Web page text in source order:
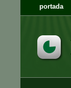
portada